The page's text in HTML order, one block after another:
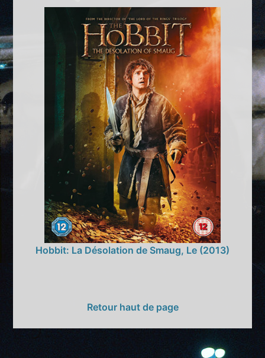
Hobbit: La Désolation de Smaug, Le (2013)
Retour haut de page